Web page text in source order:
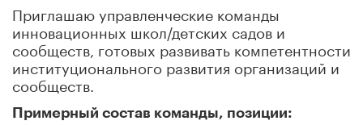
Приглашаю управленческие команды
инновационных школ/детских садов и
сообществ, готовых развивать компетентности
институционального развития организаций и
сообществ.
Примерный состав команды, позиции: